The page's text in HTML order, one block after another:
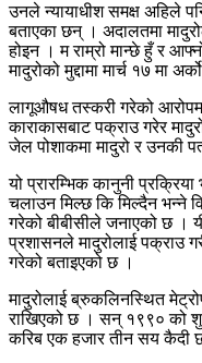
उनले न्यायाधीश समक्ष अहिले
बताएका छन् । अदालतमा
होइन । म राम्रो मान्छे हुँ र
मादुरोको मुद्दामा मार्च १७ मा
लागूऔषध तस्करी गरेको
काराकासबाट पक्राउ गरेर
जेल पोशाकमा मादुरो र उनकी
यो प्रारम्भिक कानुनी प्रक्रिया
चलाउन मिल्छ कि मिल्दैन भन्ने
गरेको बीबीसीले जनाएको छ ।
प्रशासनले मादुरोलाई पक्राउ
गरेको बताइएको छ ।
मादुरोलाई ब्रुकलिनस्थित
राखिएको छ । सन् १९९० को
करिब एक हजार तीन सय कैदी